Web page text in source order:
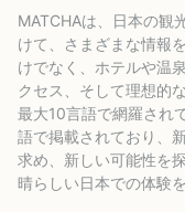
MATCHAは、日本の観
けて、さまざまな情報
けでなく、ホテルや温
クセス、そして理想的
最大10言語で網羅され
語で掲載されており、
求め、新しい可能性を
晴らしい日本での体験